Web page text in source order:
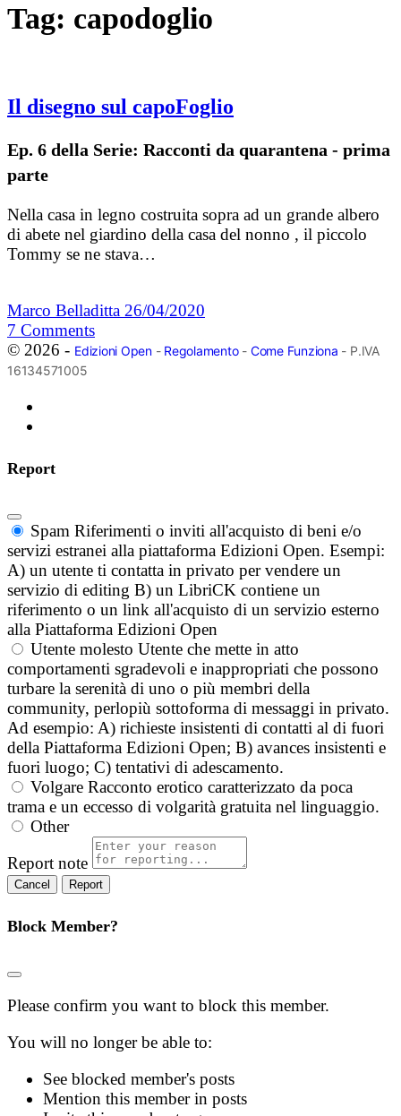
Tag: capodoglio
Il disegno sul capoFoglio
Ep. 6 della Serie: Racconti da quarantena - prima
parte
Nella casa in legno costruita sopra ad un grande albero
di abete nel giardino della casa del nonno , il piccolo
Tommy se ne stava…
Marco Belladitta 26/04/2020
7 Comments
© 2026 - Edizioni Open- Regolamento- Come Funziona - P.IVA
16134571005
Report
Spam Riferimenti o inviti all'acquisto di beni e/o
servizi estranei alla piattaforma Edizioni Open. Esempi:
A) un utente ti contatta in privato per vendere un
servizio di editing B) un LibriCK contiene un
riferimento o un link all'acquisto di un servizio esterno
alla Piattaforma Edizioni Open
Utente molesto Utente che mette in atto
comportamenti sgradevoli e inappropriati che possono
turbare la serenità di uno o più membri della
community, perlopiù sottoforma di messaggi in privato.
Ad esempio: A) richieste insistenti di contatti al di fuori
della Piattaforma Edizioni Open; B) avances insistenti e
fuori luogo; C) tentativi di adescamento.
Volgare Racconto erotico caratterizzato da poca
trama e un eccesso di volgarità gratuita nel linguaggio.
Other
Report note
Report
Block Member?
Please confirm you want to block this member.
You will no longer be able to:
See blocked member's posts
Mention this member in posts